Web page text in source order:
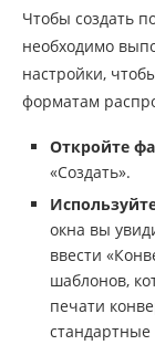
Чтобы создать
необходимо
настройки,
форматам
Откройте
«Создать».
окна вы
ввести
шаблонов,
печати
стандартные